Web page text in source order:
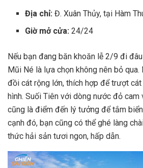
Địa chỉ: Đ. Xuân Thủy, tại Hàm
Giờ mở cửa: 24/24
Nếu bạn đang băn khoăn lễ 2/9 đi
Mũi Né là lựa chọn không nên bỏ
đồi cát rộng lớn, thích hợp để trượt
hình. Suối Tiên với dòng nước đỏ cam
cũng là điểm đến lý tưởng để tắm
cạnh đó, bạn cũng có thể ghé làng
thức hải sản tươi ngon, hấp dẫn.